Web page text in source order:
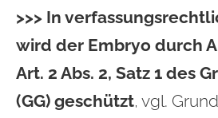
>>> In
wird der Embryo durch
Art. 2 Abs. 2, Satz 1 des
(GG) geschützt, vgl.